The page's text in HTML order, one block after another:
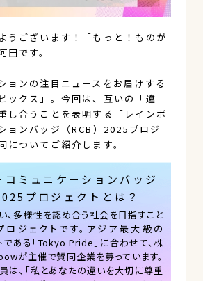
うございます！「もっと！ものが
田です。
ョンの注目ニュースをお届けする
ックス」。今回は、互いの「違
し合うことを表明する「レインボ
ョンバッジ（RCB）2025プロジ
についてご紹介します。
コミュニケーションバッジ
プロジェクトとは？
、多様性を認め合う社会を目指すこと
ロジェクトです。アジア最大級の
である「Tokyo Pride」に合わせて、株
が主催で賛同企業を募っています。
は、「私とあなたの違いを大切に尊重